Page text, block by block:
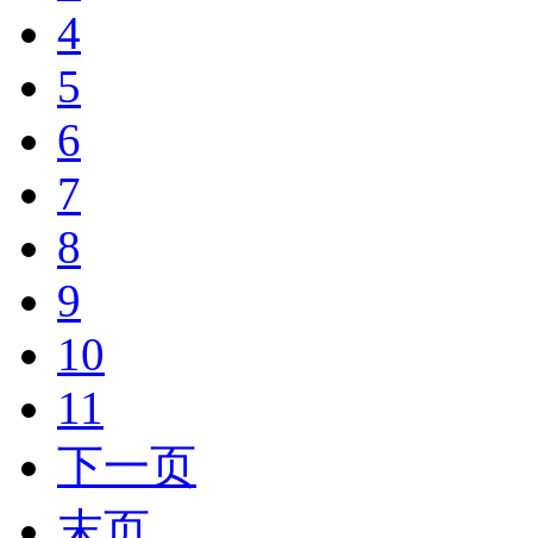
4
5
6
7
8
9
10
11
下一页